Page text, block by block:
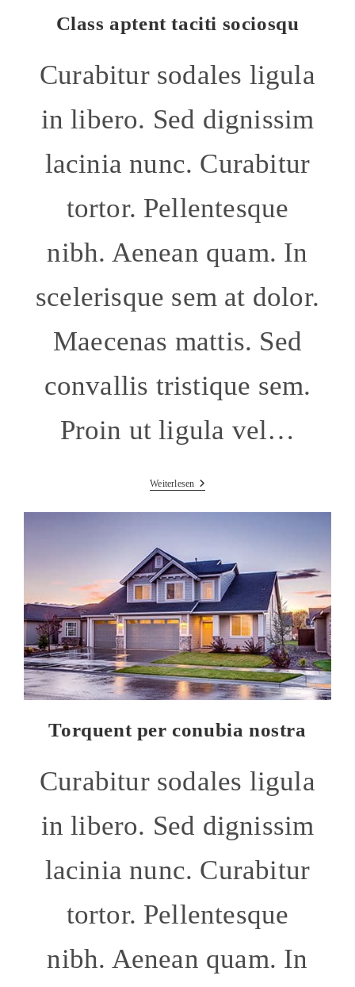
Class aptent taciti sociosqu
Curabitur sodales ligula
in libero. Sed dignissim
lacinia nunc. Curabitur
tortor. Pellentesque
nibh. Aenean quam. In
scelerisque sem at dolor.
Maecenas mattis. Sed
convallis tristique sem.
Proin ut ligula vel…
WeiterlesenClass
Torquent per conubia nostra
Curabitur sodales ligula
in libero. Sed dignissim
lacinia nunc. Curabitur
tortor. Pellentesque
nibh. Aenean quam. In